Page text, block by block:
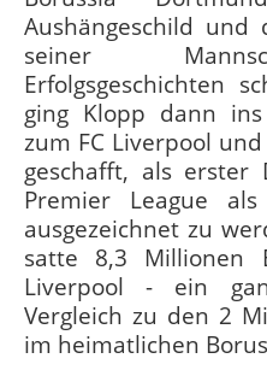
Aushängeschild
seiner
Erfolgsgeschichten
ging Klopp dann
zum FC Liverpool
geschafft, als erster
Premier League
ausgezeichnet zu
satte 8,3 Millionen
Liverpool - ein
Vergleich zu den 2
im heimatlichen